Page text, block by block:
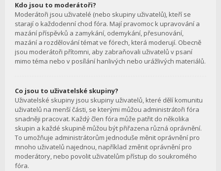
Kdo jsou to moderátoři?
Moderátoři jsou uživatelé (nebo skupiny uživatelů), kteří se
starají o každodenní chod fóra. Mají pravomoc k upravování a
mazání příspěvků a zamykání, odemykání, přesunování,
mazání a rozdělování témat ve fórech, která moderují. Obecně
jsou moderátoři přítomni, aby zabraňovali uživatelů v psaní
mimo téma nebo v posílání hanlivých nebo urážlivých materiálů.
Co jsou to uživatelské skupiny?
Uživatelské skupiny jsou skupiny uživatelů, které dělí komunitu
uživatelů na menší části, se kterými můžou administrátoři fóra
snadněji pracovat. Každý člen fóra může patřit do několika
skupin a každé skupině můžou být přiřazena různá oprávnění.
To umožňuje administrátorům jednoduše měnit oprávnění pro
mnoho uživatelů najednou, například změnit oprávnění pro
moderátory, nebo povolit uživatelům přístup do soukromého
fóra.